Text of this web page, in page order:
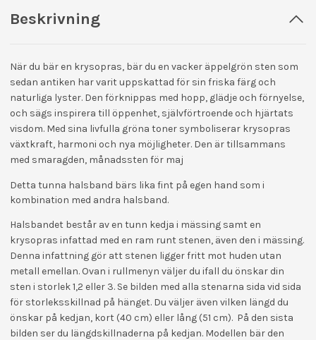
Beskrivning
När du bär en krysopras, bär du en vacker äppelgrön sten som
sedan antiken har varit uppskattad för sin friska färg och
naturliga lyster. Den förknippas med hopp, glädje och förnyelse,
och sägs inspirera till öppenhet, självförtroende och hjärtats
visdom. Med sina livfulla gröna toner symboliserar krysopras
växtkraft, harmoni och nya möjligheter. Den är tillsammans
med smaragden, månadssten för maj
Detta tunna halsband bärs lika fint på egen hand som i
kombination med andra halsband.
Halsbandet består av en tunn kedja i mässing samt en
krysopras infattad med en ram runt stenen, även den i mässing.
Denna infattning gör att stenen ligger fritt mot huden utan
metall emellan. Ovan i rullmenyn väljer du ifall du önskar din
sten i storlek 1,2 eller 3. Se bilden med alla stenarna sida vid sida
för storleksskillnad på hänget. Du väljer även vilken längd du
önskar på kedjan, kort (40 cm) eller lång (51 cm). På den sista
bilden ser du längdskillnaderna på kedjan. Modellen bär den